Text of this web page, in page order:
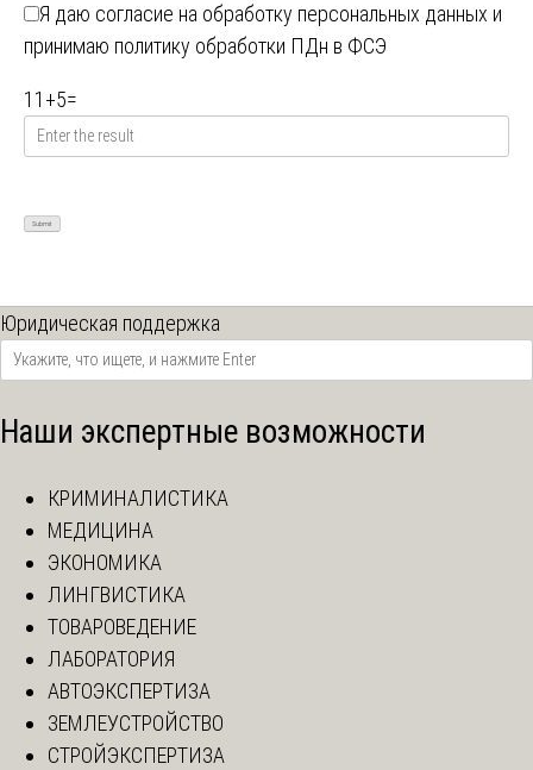
Я даю согласие на обработку персональных данных и
принимаю политику обработки ПДн в ФСЭ
11 +5=
Юридическая поддержка
Наши экспертные возможности
КРИМИНАЛИСТИКА
МЕДИЦИНА
ЭКОНОМИКА
ЛИНГВИСТИКА
ТОВАРОВЕДЕНИЕ
ЛАБОРАТОРИЯ
АВТОЭКСПЕРТИЗА
ЗЕМЛЕУСТРОЙСТВО
СТРОЙЭКСПЕРТИЗА